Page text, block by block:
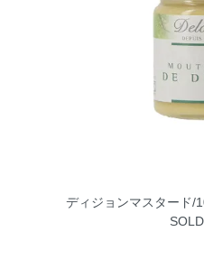
ディジョンマスタード/